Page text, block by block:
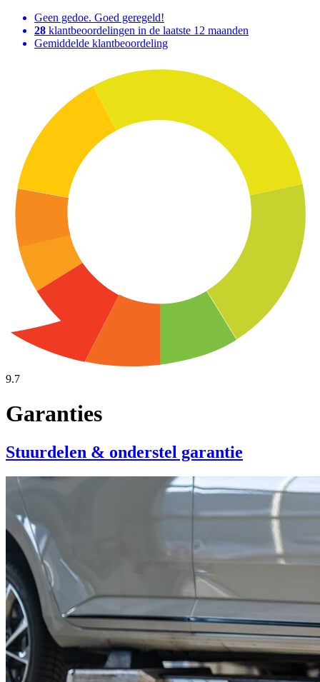
Geen gedoe. Goed geregeld!
28 klantbeoordelingen in de laatste 12 maanden
Gemiddelde klantbeoordeling
9.7
Garanties
Stuurdelen & onderstel garantie